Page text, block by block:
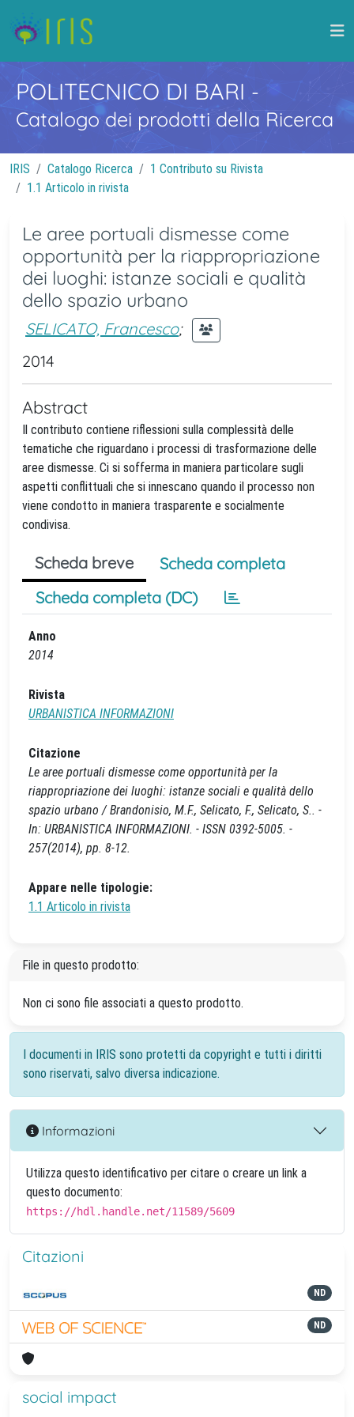
POLITECNICO DI BARI -
Catalogo dei prodotti della Ricerca
IRIS Catalogo Ricerca
1 Contributo su Rivista
1.1 Articolo in rivista
Le aree portuali dismesse come
opportunità per la riappropriazione
dei luoghi: istanze sociali e qualità
dello spazio urbano
SELICATO, Francesco;
2014
Abstract
Il contributo contiene riflessioni sulla complessità delle
tematiche che riguardano i processi di trasformazione delle
aree dismesse. Ci si sofferma in maniera particolare sugli
aspetti conflittuali che si innescano quando il processo non
viene condotto in maniera trasparente e socialmente
condivisa.
Scheda breve
Scheda completa
Scheda completa (DC)
Anno
2014
Rivista
URBANISTICA INFORMAZIONI
Citazione
Le aree portuali dismesse come opportunità per la
riappropriazione dei luoghi: istanze sociali e qualità dello
spazio urbano / Brandonisio, M.F., Selicato, F., Selicato, S.. -
In: URBANISTICA INFORMAZIONI. - ISSN 0392-5005. -
257(2014), pp. 8-12.
Appare nelle tipologie:
1.1 Articolo in rivista
File in questo prodotto:
Non ci sono file associati a questo prodotto.
I documenti in IRIS sono protetti da copyright e tutti i diritti
sono riservati, salvo diversa indicazione.
Informazioni
Utilizza questo identificativo per citare o creare un link a
questo documento:
https://hdl.handle.net/11589/5609
Citazioni
ND
ND
social impact